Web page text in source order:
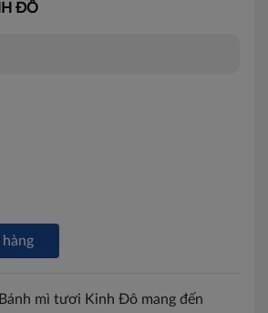
ĐÔ
Bánh mì tươi Kinh Đô mang đến